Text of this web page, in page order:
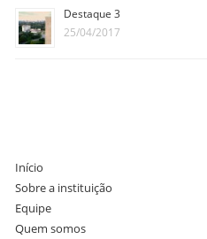
Destaque 3
25/04/2017
Início
Sobre a instituição
Equipe
Quem somos